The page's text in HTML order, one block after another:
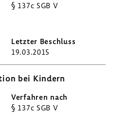
§ 137c SGB V
19.03.2015
bei Kindern
§ 137c SGB V